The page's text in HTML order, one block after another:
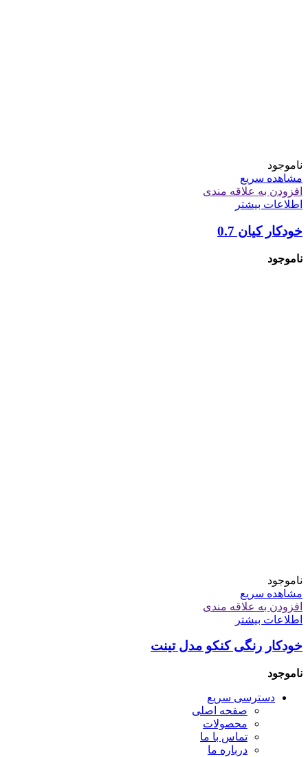
ناموجود
مشاهده سریع
افزودن به علاقه مندی
اطلاعات بیشتر
خودکار کیان 0.7
ناموجود
ناموجود
مشاهده سریع
افزودن به علاقه مندی
اطلاعات بیشتر
خودکار رنگی کنکو مدل تینت
ناموجود
دسترسی سریع
صفحه اصلی
محصولات
تماس با ما
درباره ما